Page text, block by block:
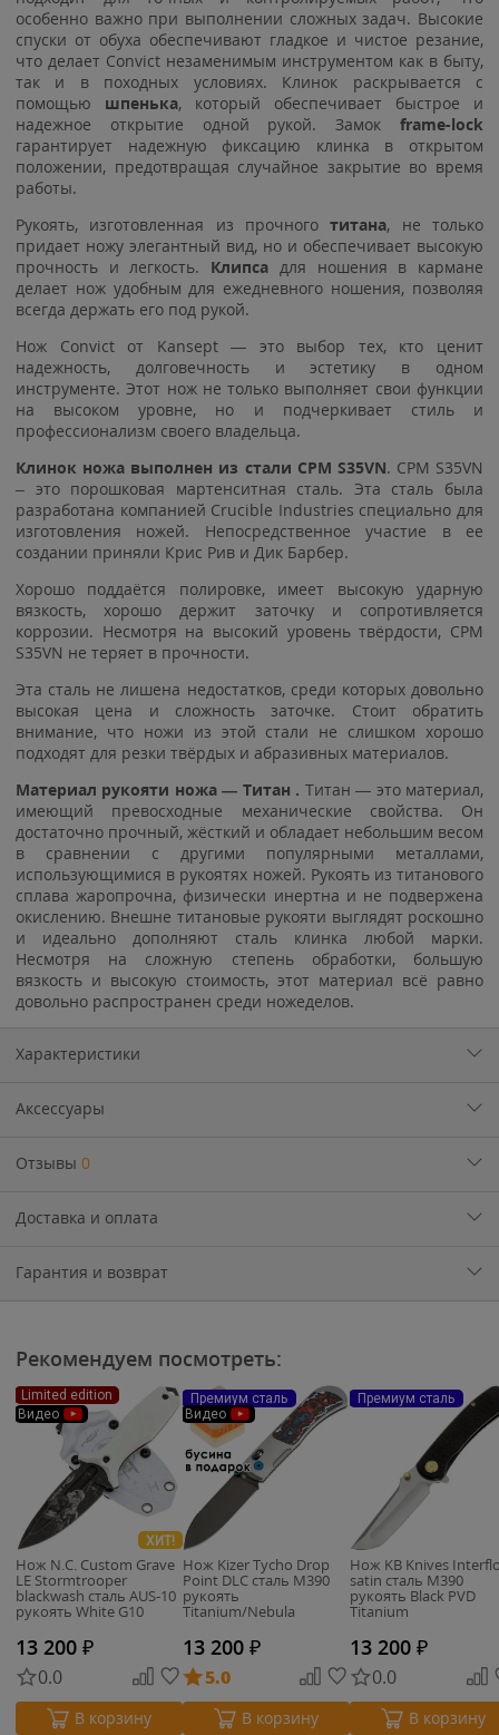
особенно важно при выполнении сложных задач. Высокие
спуски от обуха обеспечивают гладкое и чистое резание,
что делает Convict незаменимым инструментом как в быту,
так и в походных условиях. Клинок раскрывается с
помощью шпенька, который обеспечивает быстрое и
надежное открытие одной рукой. Замок frame-lock
гарантирует надежную фиксацию клинка в открытом
положении, предотвращая случайное закрытие во время
работы.
Рукоять, изготовленная из прочноготитана, не только
придает ножу элегантный вид, но и обеспечивает высокую
прочность и легкость. Клипса для ношения в кармане
делает нож удобным для ежедневного ношения, позволяя
всегда держать его под рукой.
Нож Convict от Kansept — это выбор тех, кто ценит
надежность, долговечность и эстетику в одном
инструменте. Этот нож не только выполняет свои функции
на высоком уровне, но и подчеркивает стиль и
профессионализм своего владельца.
Клинок ножа выполнен из стали CPM S35VN. CPM S35VN
– это порошковая мартенситная сталь. Эта сталь была
разработана компанией Crucible Industries специально для
изготовления ножей. Непосредственное участие в ее
создании приняли Крис Рив и Дик Барбер.
Хорошо поддаётся полировке, имеет высокую ударную
вязкость, хорошо держит заточку и сопротивляется
коррозии. Несмотря на высокий уровень твёрдости, CPM
S35VN не теряет в прочности.
Эта сталь не лишена недостатков, среди которых довольно
высокая цена и сложность заточке. Стоит обратить
внимание, что ножи из этой стали не слишком хорошо
подходят для резки твёрдых и абразивных материалов.
Материал рукояти ножа — Титан . Титан — это материал,
имеющий превосходные механические свойства. Он
достаточно прочный, жёсткий и обладает небольшим весом
в сравнении с другими популярными металлами,
использующимися в рукоятях ножей. Рукоять из титанового
сплава жаропрочна, физически инертна и не подвержена
окислению. Внешне титановые рукояти выглядят роскошно
и идеально дополняют сталь клинка любой марки.
Несмотря на сложную степень обработки, большую
вязкость и высокую стоимость, этот материал всё равно
довольно распространен среди ножеделов.
Характеристики
Аксессуары
Отзывы 0
Доставка и оплата
Гарантия и возврат
Рекомендуем посмотреть:
Limited edition
Видео
ХИТ!
Нож N.C. Custom Grave
LE Stormtrooper
blackwash сталь AUS-10
рукоять White G10
13 200 ₽
0.0
В корзину
Премиум сталь
Видео
Нож Kizer Tycho Drop
Point DLC сталь M390
рукоять
Titanium/Nebula
13 200 ₽
5.0
В корзину
Премиум сталь
Нож KB Knives
satin сталь M390
рукоять Black PVD
Titanium
13 200 ₽
0.0
В корзину